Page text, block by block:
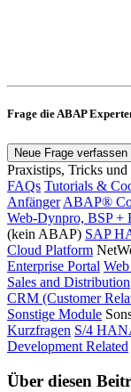
Frage die ABAP
Neue Frage verfassen
Praxistips, Tricks
FAQs Tutorials &
Anfänger ABAP®
Web-Dynpro, BSP
(kein ABAP) SAP
Cloud Platform
Enterprise Portal
Sales and Distribution
CRM (Customer
Sonstige Module
Kurzfragen S/4
Development Related
Über diesen